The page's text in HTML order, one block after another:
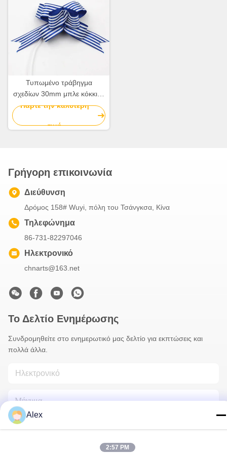
Τυπωμένο τράβηγμα
σχεδίων 30mm μπλε κόκκινα
και άσπρα ριγωτά τόξα
Χριστουγέννων κορδελλών
σατέν
Πάρτε την καλύτερη
τιμή
Γρήγορη επικοινωνία
Διεύθυνση
Δρόμος 158# Wuyi, πόλη του Τσάνγκσα, Κίνα
Τηλεφώνημα
86-731-82297046
Ηλεκτρονικό
chnarts@163.net
Το Δελτίο Ενημέρωσης
Συνδρομηθείτε στο ενημερωτικό μας δελτίο για εκπτώσεις και
πολλά άλλα.
Alex
2:57 PM